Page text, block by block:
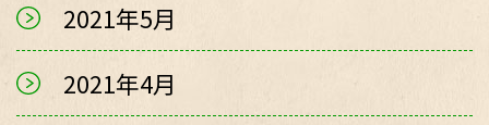
2021年5月
2021年4月